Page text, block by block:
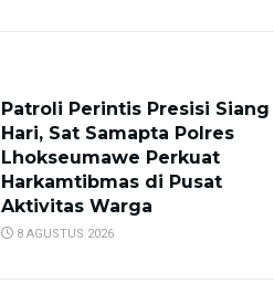
Patroli Perintis Presisi Siang
Hari, Sat Samapta Polres
Lhokseumawe Perkuat
Harkamtibmas di Pusat
Aktivitas Warga
8 AGUSTUS 2026